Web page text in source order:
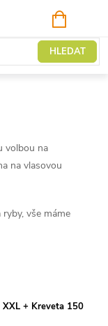
HLEDAT
KOŠÍK
volbou na
na vlasovou
vše máme
+ Kreveta 150